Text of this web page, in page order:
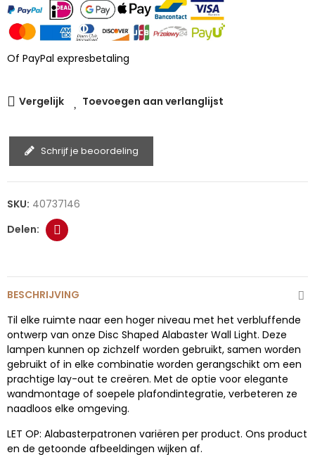
Of PayPal expresbetaling
Vergelijk Toevoegen aan verlanglijst
Schrijf je beoordeling
SKU: 40737146
BESCHRIJVING
Til elke ruimte naar een hoger niveau met het verbluffende
ontwerp van onze Disc Shaped Alabaster Wall Light. Deze
lampen kunnen op zichzelf worden gebruikt, samen worden
gebruikt of in elke combinatie worden gerangschikt om een
prachtige lay-out te creëren. Met de optie voor elegante
wandmontage of soepele plafondintegratie, verbeteren ze
naadloos elke omgeving.
LET OP: Alabasterpatronen variëren per product. Ons product
en de getoonde afbeeldingen wijken af.